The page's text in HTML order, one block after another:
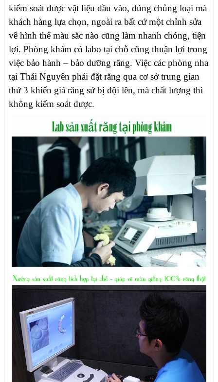
kiểm soát được vật liệu đầu vào, đúng chủng loại mà
khách hàng lựa chọn, ngoài ra bất cứ một chỉnh sửa
về hình thể màu sắc nào cũng làm nhanh chóng, tiện
lợi. Phòng khám có labo tại chỗ cũng thuận lợi trong
việc bảo hành – bảo dưỡng răng. Việc các phòng nha
tại Thái Nguyên phải đặt răng qua cơ sở trung gian
thứ 3 khiến giá răng sứ bị đội lên, mà chất lượng thì
không kiểm soát được.